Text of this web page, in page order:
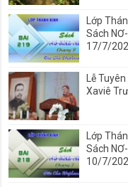
Lớp
Sách
17/7/
Lễ
Xaviê
Lớp
Sách
10/7/